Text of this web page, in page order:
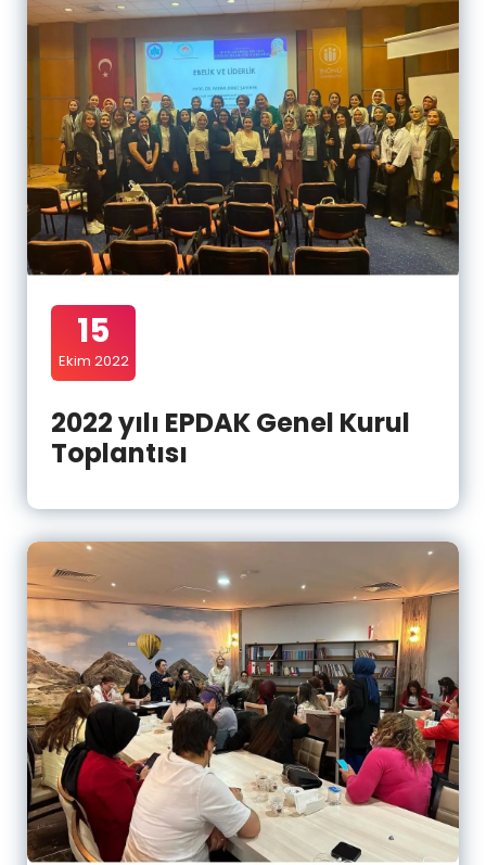
15
Ekim 2022
2022 yılı EPDAK Genel Kurul
Toplantısı